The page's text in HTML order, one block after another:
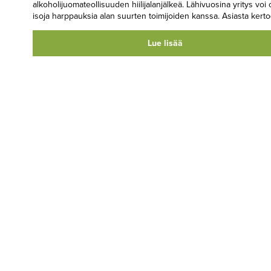
alkoholijuomateollisuuden hiilijalanjälkeä. Lähivuosina yritys voi
isoja harppauksia alan suurten toimijoiden kanssa. Asiasta
Lue lisää